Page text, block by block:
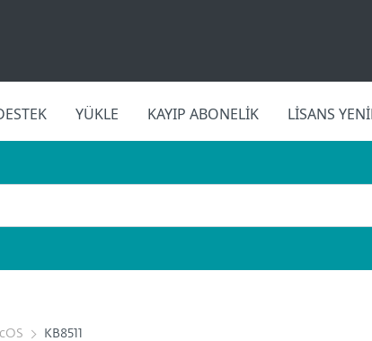
YÜKLE KAYIP ABONELIK LISANS
KB8511